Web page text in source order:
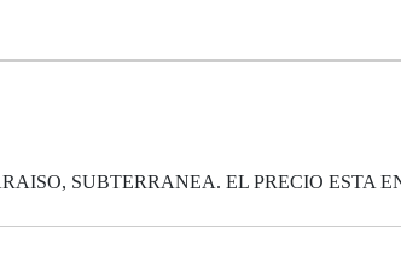
SUBTERRANEA. EL PRECIO ESTA